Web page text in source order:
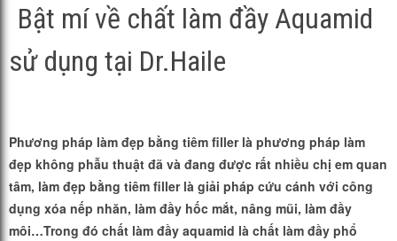
Bật mí về chất làm đầy Aquamid
sử dụng tại Dr.Haile
Phương pháp làm đẹp bằng tiêm filler là phương pháp làm
đẹp không phẫu thuật đã và đang được rất nhiều chị em quan
tâm, làm đẹp bằng tiêm filler là giải pháp cứu cánh với công
dụng xóa nếp nhăn, làm đầy hốc mắt, nâng mũi, làm đầy
môi…Trong đó chất làm đầy aquamid là chất làm đầy phổ